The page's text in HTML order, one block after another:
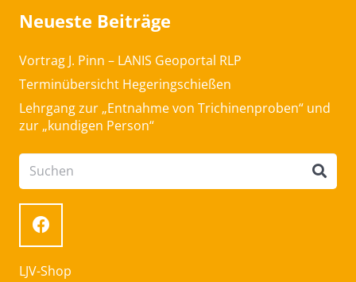
Neueste Beiträge
Vortrag J. Pinn – LANIS Geoportal RLP
Terminübersicht Hegeringschießen
Lehrgang zur „Entnahme von Trichinenproben“ und
zur „kundigen Person“
LJV-Shop